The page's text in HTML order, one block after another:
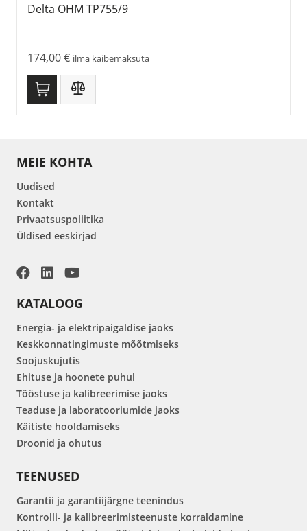
Delta OHM TP755/9
174,00€ ilma käibemaksuta
MEIE KOHTA
Uudised
Kontakt
Privaatsuspoliitika
Üldised eeskirjad
KATALOOG
Energia- ja elektripaigaldise jaoks
Keskkonnatingimuste mõõtmiseks
Soojuskujutis
Ehituse ja hoonete puhul
Tööstuse ja kalibreerimise jaoks
Teaduse ja laboratooriumide jaoks
Käitiste hooldamiseks
Droonid ja ohutus
TEENUSED
Garantii ja garantiijärgne teenindus
Kontrolli- ja kalibreerimisteenuste korraldamine